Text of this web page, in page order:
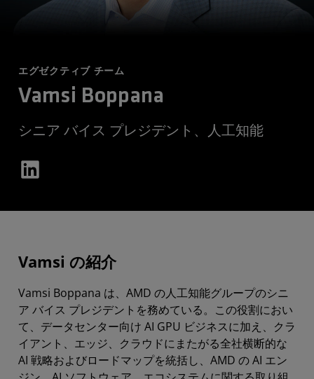
エグゼクティブ チーム
Vamsi Boppana
シニア バイス プレジデント、人工知能
Vamsi の紹介
Vamsi Boppana は、AMD の人工知能グループのシニ
ア バイス プレジデントを務めている。この役割におい
て、データセンター向け AI GPU ビジネスに加え、クラ
イアント、エッジ、クラウドにまたがる全社横断的な
AI 戦略およびロードマップを統括し、AMD の AI エン